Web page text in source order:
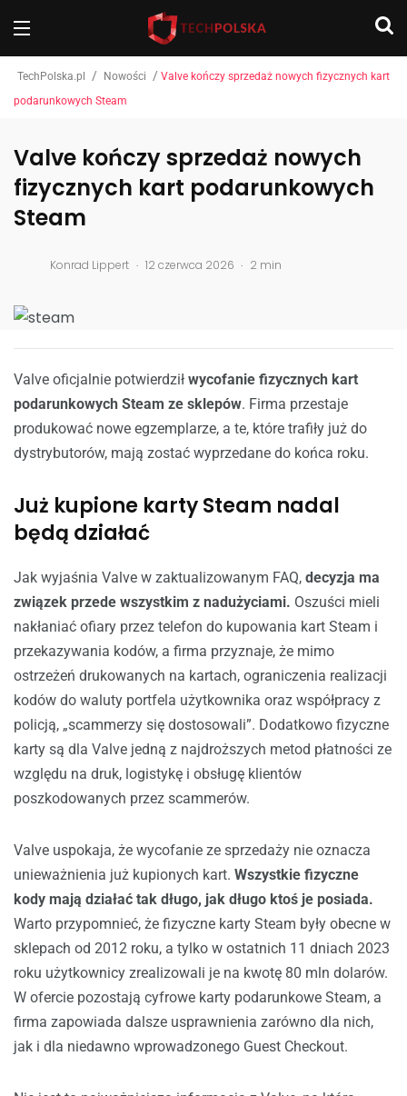
TechPolska.pl / Nowości / Valve kończy sprzedaż nowych fizycznych kart
podarunkowych Steam
Valve kończy sprzedaż nowych
fizycznych kart podarunkowych
Steam
Konrad Lippert . 12 czerwca 2026 . 2 min
Valve oficjalnie potwierdził wycofanie fizycznych kart
podarunkowych Steam ze sklepów. Firma przestaje
produkować nowe egzemplarze, a te, które trafiły już do
dystrybutorów, mają zostać wyprzedane do końca roku.
Już kupione karty Steam nadal
będą działać
Jak wyjaśnia Valve w zaktualizowanym FAQ, decyzja ma
związek przede wszystkim z nadużyciami. Oszuści mieli
nakłaniać ofiary przez telefon do kupowania kart Steam i
przekazywania kodów, a firma przyznaje, że mimo
ostrzeżeń drukowanych na kartach, ograniczenia realizacji
kodów do waluty portfela użytkownika oraz współpracy z
policją, „scammerzy się dostosowali”. Dodatkowo fizyczne
karty są dla Valve jedną z najdroższych metod płatności ze
względu na druk, logistykę i obsługę klientów
poszkodowanych przez scammerów.
Valve uspokaja, że wycofanie ze sprzedaży nie oznacza
unieważnienia już kupionych kart. Wszystkie fizyczne
kody mają działać tak długo, jak długo ktoś je posiada.
Warto przypomnieć, że fizyczne karty Steam były obecne w
sklepach od 2012 roku, a tylko w ostatnich 11 dniach 2023
roku użytkownicy zrealizowali je na kwotę 80 mln dolarów.
W ofercie pozostają cyfrowe karty podarunkowe Steam, a
firma zapowiada dalsze usprawnienia zarówno dla nich,
jak i dla niedawno wprowadzonego Guest Checkout.